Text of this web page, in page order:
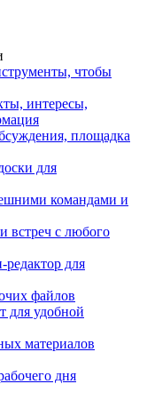
чтобы
интересы,
площадка
для
командами и
встреч с любого
для
файлов
для удобной
материалов
дня